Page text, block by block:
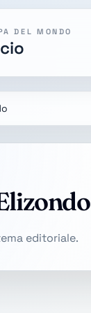
DEL MONDO
editoriale.